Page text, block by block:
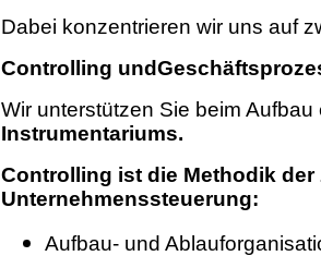
Dabei konzentrieren wir uns auf
Controlling
Wir unterstützen Sie beim
Instrumentariums.
Controlling ist die Methodik
Unternehmenssteuerung:
Aufbau- und